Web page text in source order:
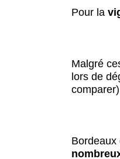
Pour la
Malgré
lors de
Bordeaux